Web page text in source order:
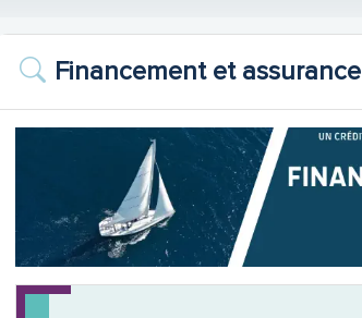
Financement et assurance